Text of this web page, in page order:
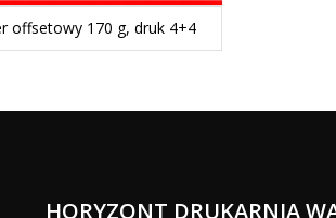
offsetowy 170 g, druk 4+4
HORYZONT DRUKARNIA